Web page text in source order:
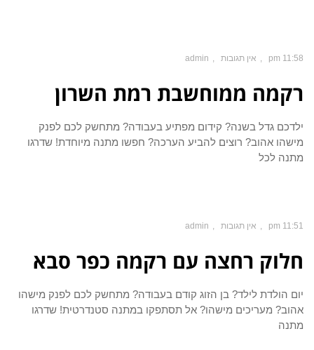
11:58 pm אין תגובות admin
רקמה ממוחשבת רמת השרון
ילדכם גדל בשנה? קידום מפתיע בעבודה? מתחשק לכם לפנק
מישהו אהוב? רוצים להביע הערכה? חפשו מתנה מיוחדת! שדרגו
מתנה לכל
11:51 pm אין תגובות admin
חלוק רחצה עם רקמה כפר סבא
יום הולדת לילד? בן הזוג קודם בעבודה? מתחשק לכם לפנק מישהו
אהוב? מעריכים מישהו? אל תסתפקו במתנה סטנדרטית! שדרגו
מתנה